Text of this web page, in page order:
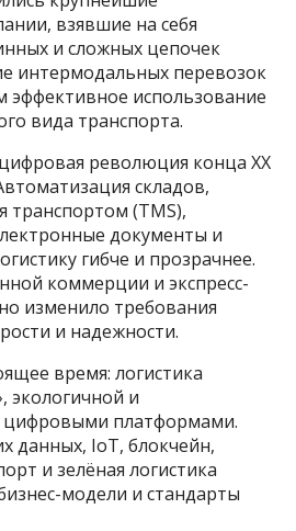
взявшие на себя
и сложных цепочек
интермодальных перевозок
использование
вида транспорта.
революция конца XX
складов,
транспортом (TMS),
документы и
гибче и прозрачнее.
коммерции и экспресс-
изменило требования
и надежности.
время: логистика
экологичной и
цифровыми платформами.
данных, IoT, блокчейн,
и зелёная логистика
модели и стандарты